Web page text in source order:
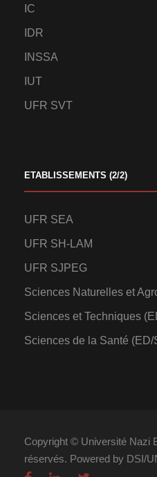
IC
IDR
INSSA
IUT
UFR SVT
ETABLISSEMENTS (2/2)
UFR SEA
UFR SH-LAM
UFR SJPEG
Sciences Naturelles et
Sciences et Techniques
Sciences de la Santé (ED/
Copyright © Université Nazi
réservés. Powered by DSI/